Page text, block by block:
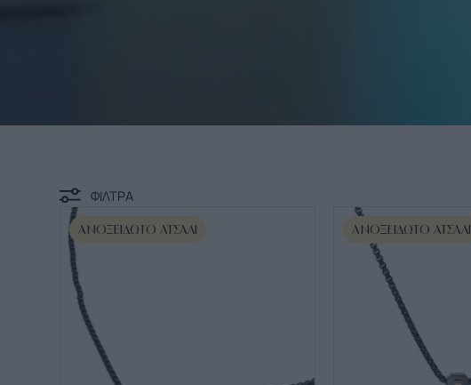
ΦΙΛΤΡΑ
ΑΝΟΞΕΊΔΩΤΟ ΑΤΣΆΛΙ ΑΝΟΞΕΊΔΩΤΟ ΑΤΣΆΛΙ